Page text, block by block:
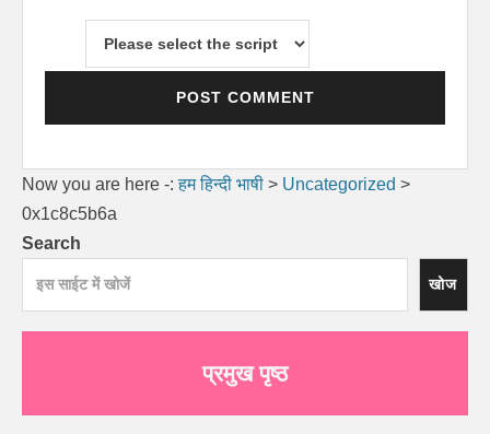
Now you are here -: हम हिन्दी भाषी > Uncategorized >
0x1c8c5b6a
Search
खोज
प्रमुख पृष्ठ